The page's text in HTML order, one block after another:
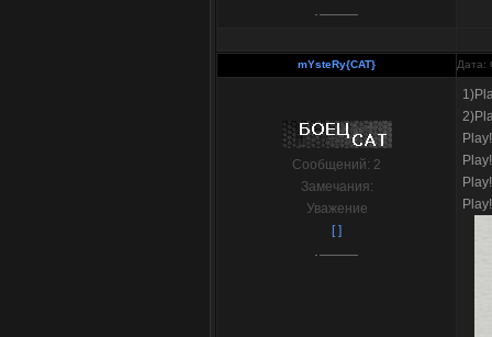
mYsteRy{CAT} Дата:
Сообщений: 2
Замечания:
Уважение
[ ]